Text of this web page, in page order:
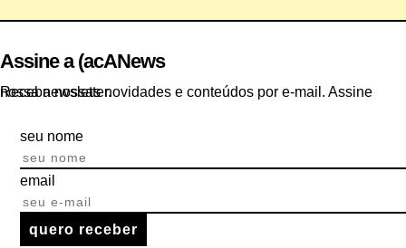
Assine a (acANews
Receba nossas novidades e conteúdos por e-mail. Assine nossa newsletter.
seu nome
email
quero receber